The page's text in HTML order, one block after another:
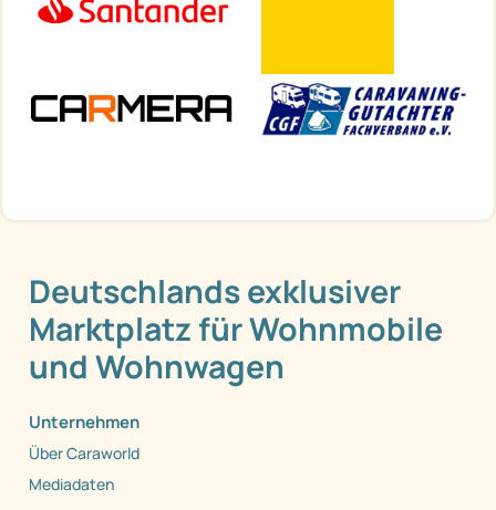
Deutschlands exklusiver
Marktplatz für Wohnmobile
und Wohnwagen
Unternehmen
Über Caraworld
Mediadaten